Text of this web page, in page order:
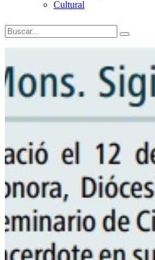
Cultural